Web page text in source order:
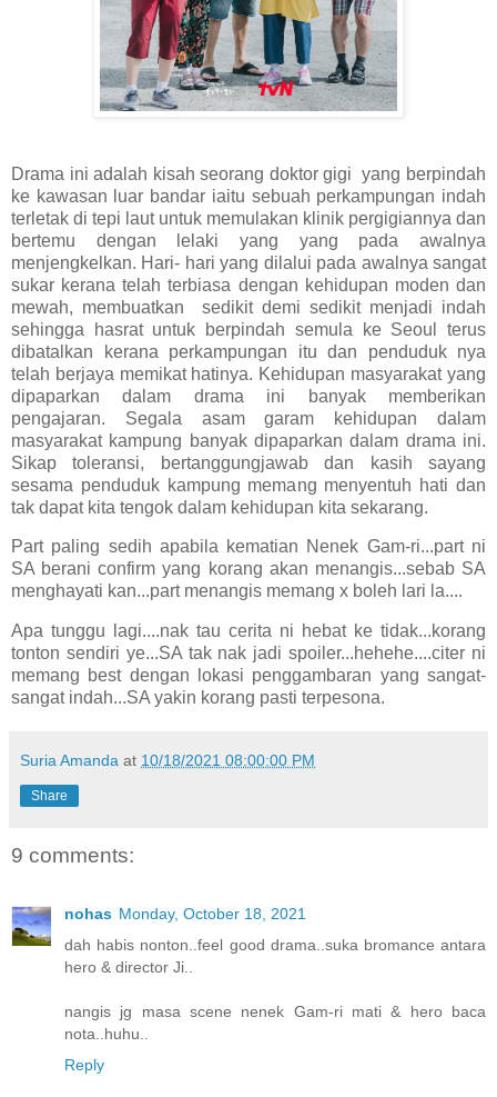
Drama ini adalah kisah seorang doktor gigi yang berpindah
ke kawasan luar bandar iaitu sebuah perkampungan indah
terletak di tepi laut untuk memulakan klinik pergigiannya dan
bertemu dengan lelaki yang yang pada awalnya
menjengkelkan. Hari- hari yang dilalui pada awalnya sangat
sukar kerana telah terbiasa dengan kehidupan moden dan
mewah, membuatkan sedikit demi sedikit menjadi indah
sehingga hasrat untuk berpindah semula ke Seoul terus
dibatalkan kerana perkampungan itu dan penduduk nya
telah berjaya memikat hatinya. Kehidupan masyarakat yang
dipaparkan dalam drama ini banyak memberikan
pengajaran. Segala asam garam kehidupan dalam
masyarakat kampung banyak dipaparkan dalam drama ini.
Sikap toleransi, bertanggungjawab dan kasih sayang
sesama penduduk kampung memang menyentuh hati dan
tak dapat kita tengok dalam kehidupan kita sekarang.
Part paling sedih apabila kematian Nenek Gam-ri...part ni
SA berani confirm yang korang akan menangis...sebab SA
menghayati kan...part menangis memang x boleh lari la....
Apa tunggu lagi....nak tau cerita ni hebat ke tidak...korang
tonton sendiri ye...SA tak nak jadi spoiler...hehehe....citer ni
memang best dengan lokasi penggambaran yang sangat-
sangat indah...SA yakin korang pasti terpesona.
Suria Amanda at 10/18/2021 08:00:00 PM
Share
9 comments:
nohas Monday, October 18, 2021
dah habis nonton..feel good drama..suka bromance antara
hero & director Ji..
nangis jg masa scene nenek Gam-ri mati & hero baca
nota..huhu..
Reply